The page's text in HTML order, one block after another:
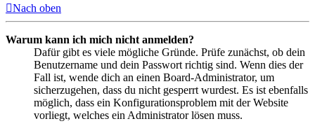
Nach oben
Warum kann ich mich nicht anmelden?
Dafür gibt es viele mögliche Gründe. Prüfe zunächst, ob dein
Benutzername und dein Passwort richtig sind. Wenn dies der
Fall ist, wende dich an einen Board-Administrator, um
sicherzugehen, dass du nicht gesperrt wurdest. Es ist ebenfalls
möglich, dass ein Konfigurationsproblem mit der Website
vorliegt, welches ein Administrator lösen muss.